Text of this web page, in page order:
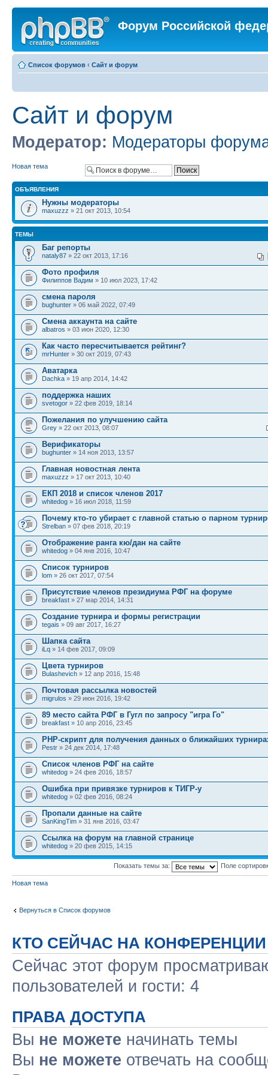
Форум Российской
Список форумов ‹ Сайт и форум
Сайт и форум
Модератор: Модераторы
Новая тема
ОБЪЯВЛЕНИЯ
Нужны модераторы
maxuzzz » 21 окт 2013, 10:54
ТЕМЫ
Баг репорты
nataly87 » 22 окт 2013, 17:16
Фото профиля
Филиппов Вадим » 10 июл 2023, 17:42
смена пароля
bughunter » 06 май 2022, 07:49
Смена аккаунта на сайте
albatros » 03 июн 2020, 12:30
Как часто пересчитывается рейтинг?
mrHunter » 30 окт 2019, 07:43
Аватарка
Dachka » 19 апр 2014, 14:42
поддержка наших
svetogor » 22 фев 2019, 18:14
Пожелания по улучшению сайта
Grey » 22 окт 2013, 08:07
Верификаторы
bughunter » 14 ноя 2013, 13:57
Главная новостная лента
maxuzzz » 17 окт 2013, 10:40
ЕКП 2018 и список членов 2017
whitedog » 16 июл 2018, 11:59
Почему кто-то убирает с главной статью о парном
Strelban » 07 фев 2018, 20:19
Отображение ранга кю/дан на сайте
whitedog » 04 янв 2016, 10:47
Список турниров
lom » 26 окт 2017, 07:54
Присутствие членов президиума РФГ на форуме
breakfast » 27 мар 2014, 14:31
Создание турнира и формы регистрации
tegais » 09 авг 2017, 16:27
Шапка сайта
iLq » 14 фев 2017, 09:09
Цвета турниров
Bulashevich » 12 апр 2016, 15:48
Почтовая рассылка новостей
migrulos » 29 июн 2016, 19:42
89 место сайта РФГ в Гугл по запросу "игра Го"
breakfast » 10 апр 2016, 23:45
PHP-скрипт для получения данных о ближайших
Pestr » 24 дек 2014, 17:48
Список членов РФГ на сайте
whitedog » 24 фев 2016, 18:57
Ошибка при привязке турниров к ТИГР-у
whitedog » 02 фев 2016, 08:24
Пропали данные на сайте
SanKingTim » 31 янв 2016, 03:47
Ссылка на форум на главной странице
whitedog » 20 фев 2015, 14:15
Показать темы за: Поле
Новая тема
Вернуться в Список форумов
КТО СЕЙЧАС НА КОНФЕРЕНЦИИ
Сейчас этот форум
пользователей и гости: 4
ПРАВА ДОСТУПА
Вы не можете начинать темы
Вы не можете отвечать на